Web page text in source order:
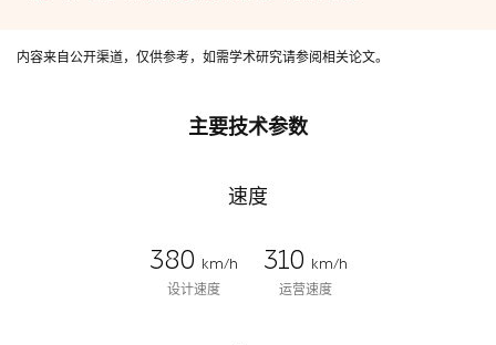
内容来自公开渠道，仅供参考，如需学术研究请参阅相关论文。
主要技术参数
速度
380 km/h
设计速度
310 km/h
运营速度